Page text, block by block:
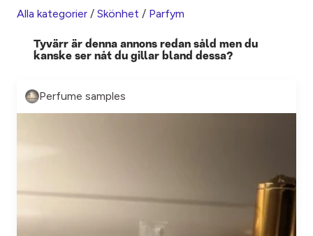
Alla kategorier / Skönhet / Parfym
Tyvärr är denna annons redan såld men du
kanske ser nåt du gillar bland dessa?
Perfume samples